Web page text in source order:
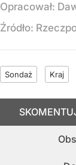
Opracował:
Źródło:
Sondaż Kraj